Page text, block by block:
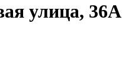
улица, 36А